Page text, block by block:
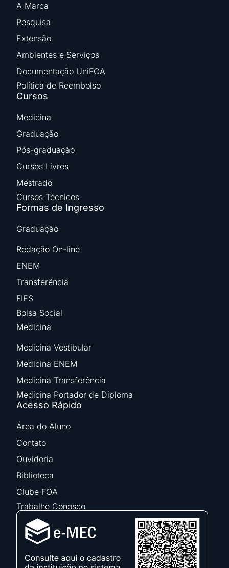
A Marca
Pesquisa
Extensão
Ambientes e Serviços
Documentação UniFOA
Política de Reembolso
Cursos
Medicina
Graduação
Pós-graduação
Cursos Livres
Mestrado
Cursos Técnicos
Formas de Ingresso
Graduação
Redação On-line
ENEM
Transferência
FIES
Bolsa Social
Medicina
Medicina Vestibular
Medicina ENEM
Medicina Transferência
Medicina Portador de Diploma
Acesso Rápido
Área do Aluno
Contato
Ouvidoria
Biblioteca
Clube FOA
Trabalhe Conosco